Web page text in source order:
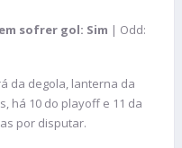
sofrer gol: Sim | Odd:
da degola, lanterna da
há 10 do playoff e 11 da
por disputar.